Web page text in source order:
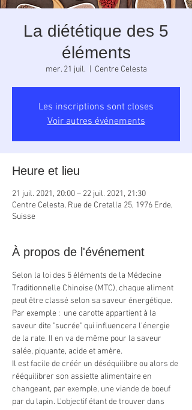
La diététique des 5
éléments
mer. 21 juil. Centre Celesta
Les inscriptions sont closes
Voir autres événements
Heure et lieu
21 juil. 2021, 20:00 – 22 juil. 2021, 21:30
Centre Celesta, Rue de Cretalla 25, 1976 Erde,
Suisse
À propos de l'événement
Selon la loi des 5 éléments de la Médecine
Traditionnelle Chinoise (MTC), chaque aliment
peut être classé selon sa saveur énergétique.
Par exemple :  une carotte appartient à la
saveur dite "sucrée" qui influencera l'énergie
de la rate. Il en va de même pour la saveur
salée, piquante, acide et amère.
Il est facile de créér un déséquilibre ou alors de
rééquilibrer son assiette alimentaire en
changeant, par exemple, une viande de boeuf
par du lapin. L'objectif étant de trouver dans